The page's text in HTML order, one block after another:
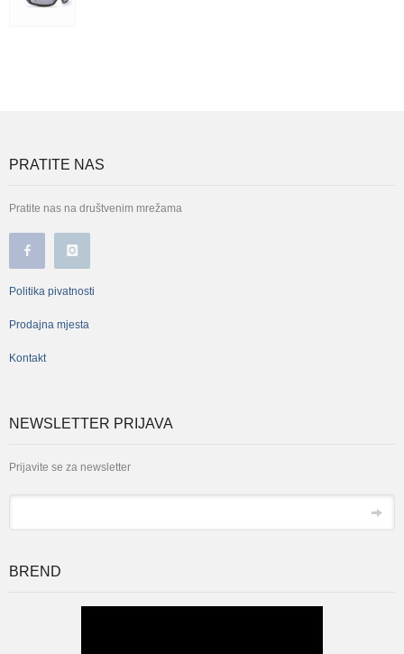
PRATITE NAS
Pratite nas na društvenim mrežama
Politika pivatnosti
Prodajna mjesta
Kontakt
NEWSLETTER PRIJAVA
Prijavite se za newsletter
BREND